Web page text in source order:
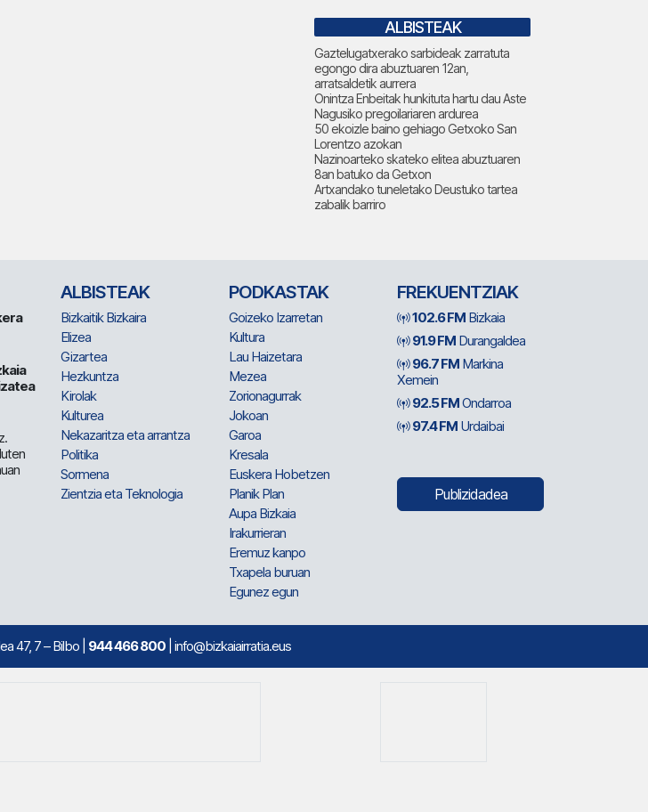
ALBISTEAK
Gaztelugatxerako sarbideak zarratuta
egongo dira abuztuaren 12an,
arratsaldetik aurrera
Onintza Enbeitak hunkituta hartu dau Aste
Nagusiko pregoilariaren ardurea
50 ekoizle baino gehiago Getxoko San
Lorentzo azokan
Nazinoarteko skateko elitea abuztuaren
8an batuko da Getxon
Artxandako tuneletako Deustuko tartea
zabalik barriro
ALBISTEAK
Bizkaitik Bizkaira
Elizea
Gizartea
Hezkuntza
Kirolak
Kulturea
Nekazaritza eta arrantza
Politika
Sormena
Zientzia eta Teknologia
PODKASTAK
Goizeko Izarretan
Kultura
Lau Haizetara
Mezea
Zorionagurrak
Jokoan
Garoa
Kresala
Euskera Hobetzen
Planik Plan
Aupa Bizkaia
Irakurrieran
Eremuz kanpo
Txapela buruan
Egunez egun
FREKUENTZIAK
102.6 FM Bizkaia
91.9 FM Durangaldea
96.7 FM Markina
Xemein
92.5 FMOndarroa
97.4 FM Urdaibai
Publizidadea
47, 7 – Bilbo | 944 466 800 | info@bizkaiairratia.eus